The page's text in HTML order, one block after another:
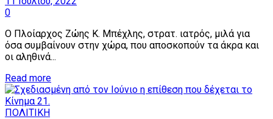
0
Ο Πλοίαρχος Ζώης Κ. Μπέχλης, στρατ. ιατρός, μιλά για
όσα συμβαίνουν στην χώρα, που αποσκοπούν τα άκρα και
οι αληθινά...
Read moreDetails
ΠΟΛΙΤΙΚΗ